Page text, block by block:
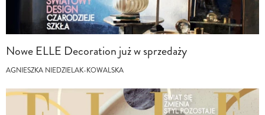
Nowe ELLE Decoration już w sprzedaży
AGNIESZKA NIEDZIELAK-KOWALSKA